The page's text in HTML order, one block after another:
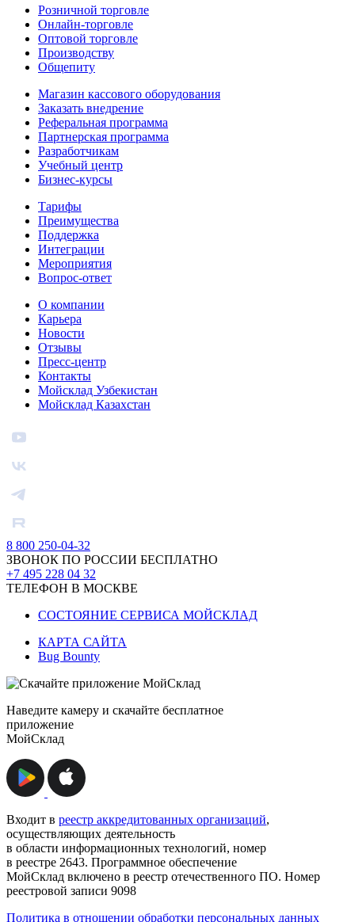
Розничной торговле
Онлайн-торговле
Оптовой торговле
Производству
Общепиту
Магазин кассового оборудования
Заказать внедрение
Реферальная программа
Партнерская программа
Разработчикам
Учебный центр
Бизнес‑курсы
Тарифы
Преимущества
Поддержка
Интеграции
Мероприятия
Вопрос-ответ
О компании
Карьера
Новости
Отзывы
Пресс-центр
Контакты
Мойсклад Узбекистан
Мойсклад Казахстан
8 800 250-04-32
ЗВОНОК ПО РОССИИ БЕСПЛАТНО
+7 495 228 04 32
ТЕЛЕФОН В МОСКВЕ
СОСТОЯНИЕ СЕРВИСА МОЙСКЛАД
КАРТА САЙТА
Bug Bounty
Наведите камеру и скачайте бесплатное
приложение
МойСклад
Входит в реестр аккредитованных организаций,
осуществляющих деятельность
в области информационных технологий, номер
в реестре 2643. Программное обеспечение
МойСклад включено в реестр отечественного ПО. Номер
реестровой записи 9098
Политика в отношении обработки персональных данных